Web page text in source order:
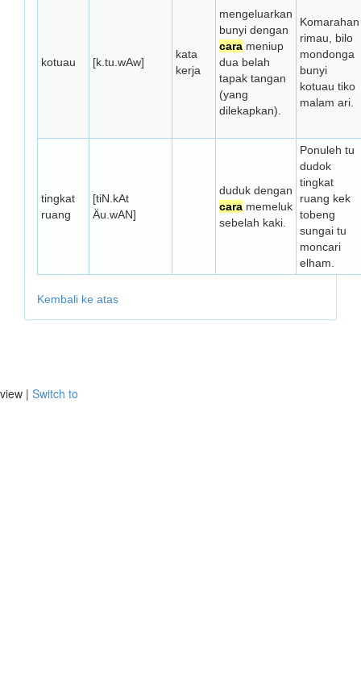
kotuau [k.tu.wAw]
kata
kerja
mengeluarkan
bunyi dengan
cara meniup
dua belah
tapak tangan
(yang
dilekapkan).
Komarahan
rimau, bilo
mondonga
bunyi
kotuau tiko
malam ari.
tingkat
ruang
[tiN.kAt
Äu.wAN]
duduk dengan
cara memeluk
sebelah kaki.
Ponuleh tu
dudok
tingkat
ruang kek
tobeng
sungai tu
moncari
elham.
Kembali ke atas
view | Switch to